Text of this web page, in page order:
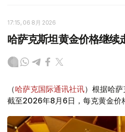
17:15, 06 8月 2026
哈萨克斯坦黄金价格继续
（哈萨克国际通讯社讯）根据哈
截至2026年8月6日，每克黄金价